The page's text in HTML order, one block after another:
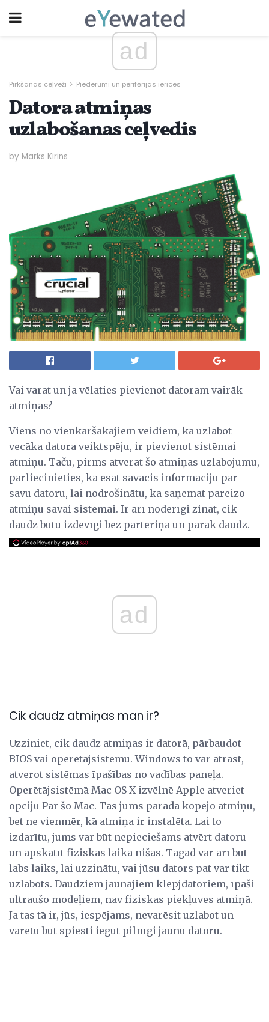
ad
Pirkšanas ceļveži Piederumi un perifērijas ierīces
Datora atmiņas
uzlabošanas ceļvedis
by Marks Kirins
Vai varat un ja vēlaties pievienot datoram vairāk
atmiņas?
Viens no vienkāršākajiem veidiem, kā uzlabot
vecāka datora veiktspēju, ir pievienot sistēmai
atmiņu. Taču, pirms atverat šo atmiņas uzlabojumu,
pārliecinieties, ka esat savācis informāciju par
savu datoru, lai nodrošinātu, ka saņemat pareizo
atmiņu savai sistēmai. Ir arī noderīgi zināt, cik
daudz būtu izdevīgi bez pārtēriņa un pārāk daudz.
ad
Cik daudz atmiņas man ir?
Uzziniet, cik daudz atmiņas ir datorā, pārbaudot
BIOS vai operētājsistēmu. Windows to var atrast,
atverot sistēmas īpašības no vadības paneļa.
Operētājsistēmā Mac OS X izvēlnē Apple atveriet
opciju Par šo Mac. Tas jums parāda kopējo atmiņu,
bet ne vienmēr, kā atmiņa ir instalēta. Lai to
izdarītu, jums var būt nepieciešams atvērt datoru
un apskatīt fiziskās laika nišas. Tagad var arī būt
labs laiks, lai uzzinātu, vai jūsu dators pat var tikt
uzlabots. Daudziem jaunajiem klēpjdatoriem, īpaši
ultraušo modeļiem, nav fiziskas piekļuves atmiņā.
Ja tas tā ir, jūs, iespējams, nevarēsit uzlabot un
varētu būt spiesti iegūt pilnīgi jaunu datoru.